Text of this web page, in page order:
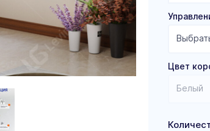
Цвет
Белый